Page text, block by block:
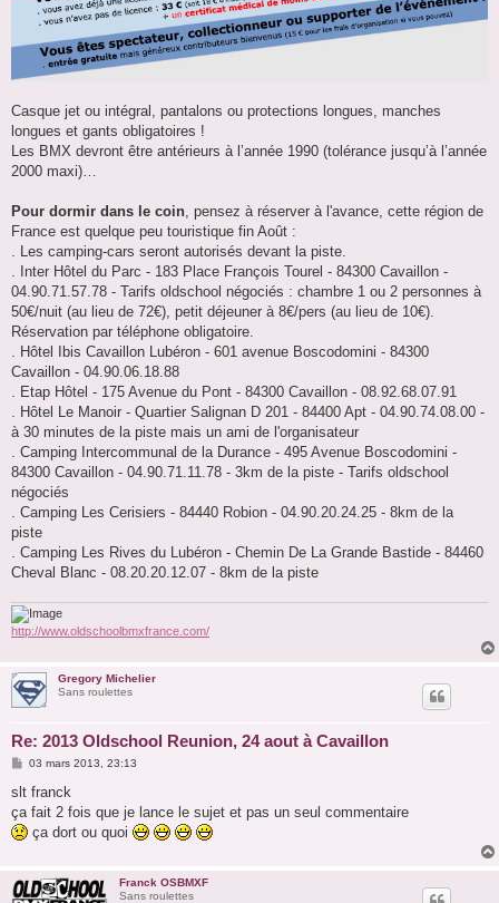
Casque jet ou intégral, pantalons ou protections longues, manches
longues et gants obligatoires !
Les BMX devront être antérieurs à l’année 1990 (tolérance jusqu’à l’année
2000 maxi)…
Pour dormir dans le coin , pensez à réserver à l'avance, cette région de
France est quelque peu touristique fin Août :
. Les camping-cars seront autorisés devant la piste.
. Inter Hôtel du Parc - 183 Place François Tourel - 84300 Cavaillon -
04.90.71.57.78 - Tarifs oldschool négociés : chambre 1 ou 2 personnes à
50€/nuit (au lieu de 72€), petit déjeuner à 8€/pers (au lieu de 10€).
Réservation par téléphone obligatoire.
. Hôtel Ibis Cavaillon Lubéron - 601 avenue Boscodomini - 84300
Cavaillon - 04.90.06.18.88
. Etap Hôtel - 175 Avenue du Pont - 84300 Cavaillon - 08.92.68.07.91
. Hôtel Le Manoir - Quartier Salignan D 201 - 84400 Apt - 04.90.74.08.00 -
à 30 minutes de la piste mais un ami de l'organisateur
. Camping Intercommunal de la Durance - 495 Avenue Boscodomini -
84300 Cavaillon - 04.90.71.11.78 - 3km de la piste - Tarifs oldschool
négociés
. Camping Les Cerisiers - 84440 Robion - 04.90.20.24.25 - 8km de la
piste
. Camping Les Rives du Lubéron - Chemin De La Grande Bastide - 84460
Cheval Blanc - 08.20.20.12.07 - 8km de la piste
http://www.oldschoolbmxfrance.com/
Gregory Michelier
Sans roulettes
Re: 2013 Oldschool Reunion, 24 aout à Cavaillon
M
s
a
g
e
03 mars 2013, 23:13
slt franck
ça fait 2 fois que je lance le sujet et pas un seul commentaire
ça dort ou quoi
Franck OSBMXF
Sans roulettes